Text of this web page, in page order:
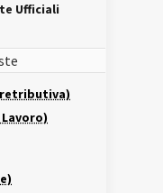
Ufficiali
retributiva)
Lavoro)